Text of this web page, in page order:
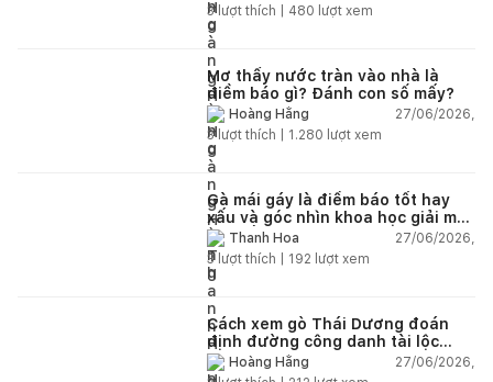
3lượt thích | 480 lượt xem
Mơ thấy nước tràn vào nhà là
điềm báo gì? Đánh con số mấy?
Hoàng Hằng
27/06/2026,
3lượt thích | 1.280 lượt xem
Gà mái gáy là điềm báo tốt hay
xấu và góc nhìn khoa học giải mã
chi tiết
Thanh Hoa
27/06/2026,
3lượt thích | 192 lượt xem
Cách xem gò Thái Dương đoán
định đường công danh tài lộc
theo nhân tướng học
Hoàng Hằng
27/06/2026,